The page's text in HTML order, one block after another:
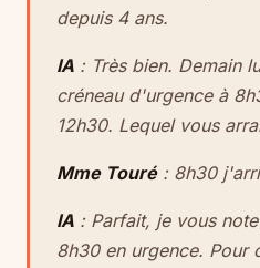
depuis 4 ans.
IA : Très bien. Demain
créneau d'urgence à
12h30. Lequel vous
Mme Touré: 8h30
IA : Parfait, je vous
8h30 en urgence. Pour